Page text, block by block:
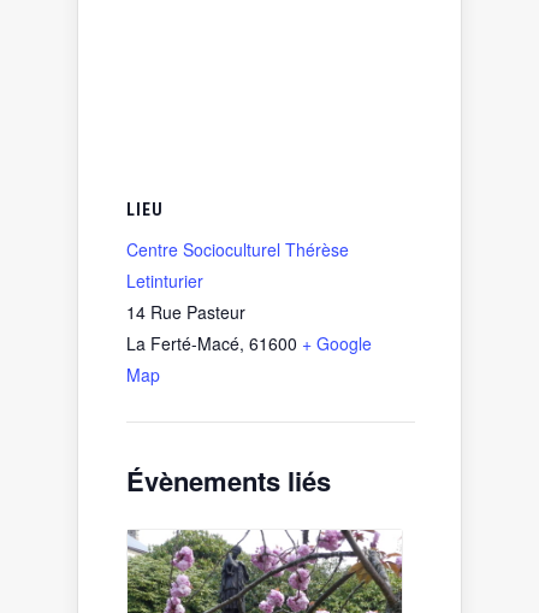
LIEU
Centre Socioculturel Thérèse
Letinturier
14 Rue Pasteur
La Ferté-Macé, 61600 + Google
Map
Évènements liés